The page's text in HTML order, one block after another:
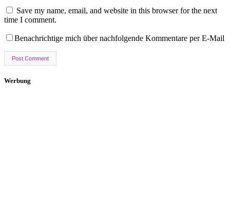
Save my name, email, and website in this browser for the next
time I comment.
Benachrichtige mich über nachfolgende Kommentare per E-Mail
Werbung